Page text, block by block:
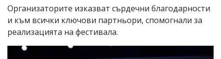
Организаторите изказват сърдечни благодарности
и към всички ключови партньори, спомогнали за
реализацията на фестивала.